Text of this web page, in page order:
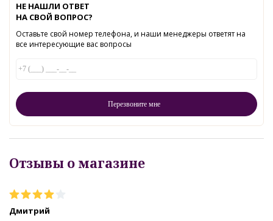
НЕ НАШЛИ ОТВЕТ
НА СВОЙ ВОПРОС?
Оставьте свой номер телефона, и наши менеджеры ответят на
все интересующие вас вопросы
Отзывы о магазине
Дмитрий